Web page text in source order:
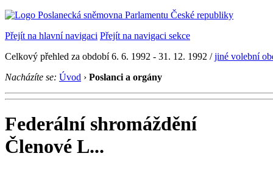
Přejít na hlavní navigaci Přejít na navigaci sekce
Celkový přehled za období 6. 6. 1992 - 31. 12. 1992 /jiné volební
Nacházíte se: Úvod › Poslanci a orgány
Federální shromáždění
Členové L...